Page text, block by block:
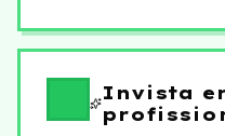
Invista